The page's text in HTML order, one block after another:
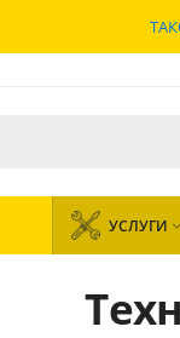
УСЛУГИ 